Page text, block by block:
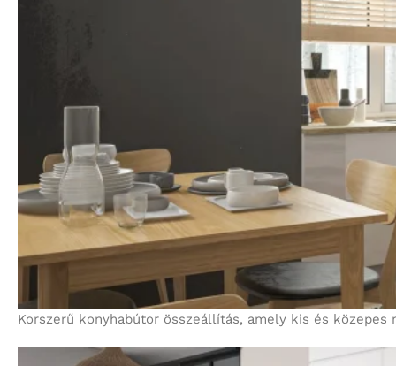
Korszerű konyhabútor összeállítás, amely kis és